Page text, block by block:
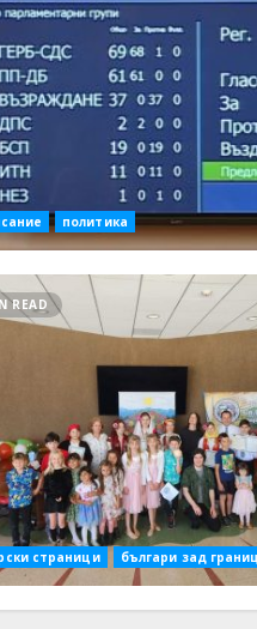
политика
READ
страници българи зад